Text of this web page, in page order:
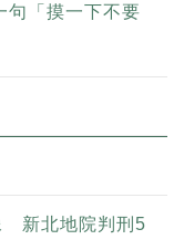
句「摸一下不要
新北地院判刑5